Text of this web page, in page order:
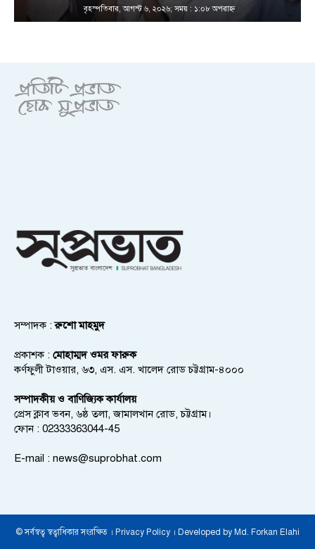
বৃহস্পতিবার, আগস্ট ৬, ২০২৬; সময় : ১:০৮ অপরাহ্ণ
সম্পাদক :রুশো মাহমুদ
প্রকাশক : মোহাম্মদ ওমর ফারুক
কর্ণফুলী টাওয়ার, ৬৩, এস. এস. খালেদ রোড চট্টগ্রাম-৪০০০
সম্পাদকীয় ও বাণিজ্যিক কার্যালয়
প্রেস ক্লাব ভবন, ৬ষ্ঠ তলা, জামালখান রোড, চট্টগ্রাম।
ফোন : 02333363044-45
E-mail : news@suprobhat.com
© সর্বস্বত্ব স্বত্বাধিকার সংরক্ষিত । Privacy Policy । Developed by Md. Forkan Elahi